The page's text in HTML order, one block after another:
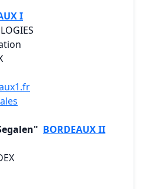
I
BORDEAUX II